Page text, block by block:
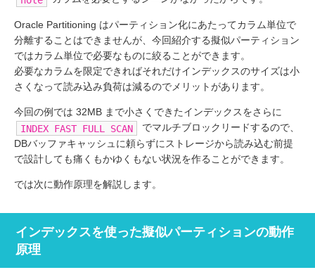
Oracle Partitioning はパーティション化にあたってカラム単位で
分離することはできませんが、今回紹介する擬似パーティション
ではカラム単位で必要なものに絞ることができます。
必要なカラムを限定できればそれだけインデックスのサイズは小
さくなって読み込み負荷は減るのでメリットがあります。
今回の例では 32MB まで小さくできたインデックスをさらに
INDEX FAST FULL SCAN
でマルチブロックリードするので、
DBバッファキャッシュに頼らずにストレージから読み込む前提
で設計しても痛くもかゆくもない状況を作ることができます。
では次に動作原理を解説します。
インデックスを使った擬似パーティションの動作
原理